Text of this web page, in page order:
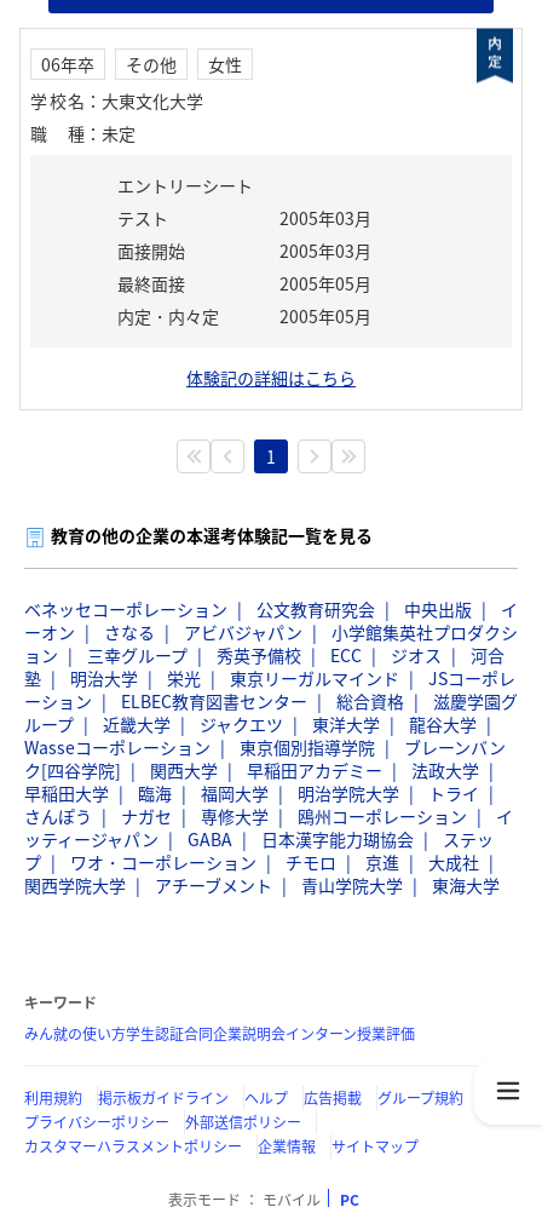
06年卒 その他
女性
学校名 ： 大東文化大学
職種 ： 未定
エントリーシート
テスト
2005年03月
面接開始
2005年03月
最終面接
2005年05月
内定・内々定
2005年05月
体験記の詳細はこちら
1
教育の他の企業の本選考体験記一覧を見る
ベネッセコーポレーション 公文教育研究会 中央出版
イ
ーオン
さなる アビバジャパン
小学館集英社プロダクシ
ョン
三幸グループ 秀英予備校 ECC ジオス
河合
塾
明治大学 栄光 東京リーガルマインド
JSコーポレ
ーション
ELBEC教育図書センター 総合資格
滋慶学園グ
ループ
近畿大学 ジャクエツ 東洋大学
龍谷大学
Wasseコーポレーション
東京個別指導学院
ブレーンバン
ク[四谷学院]
関西大学 早稲田アカデミー
法政大学
早稲田大学
臨海 福岡大学 明治学院大学
トライ
さんぽう
ナガセ 専修大学 鴎州コーポレーション
イ
ッティージャパン
GABA 日本漢字能力瑚協会
ステッ
プ
ワオ・コーポレーション チモロ 京進
大成社
関西学院大学
アチーブメント 青山学院大学 東海大学
キーワード
みん就の使い方学生認証合同企業説明会インターン授業評価
利用規約 掲示板ガイドライン ヘルプ 広告掲載
グループ規約
プライバシーポリシー
外部送信ポリシー
カスタマーハラスメントポリシー
企業情報 サイトマップ
表示モード モバイル PC